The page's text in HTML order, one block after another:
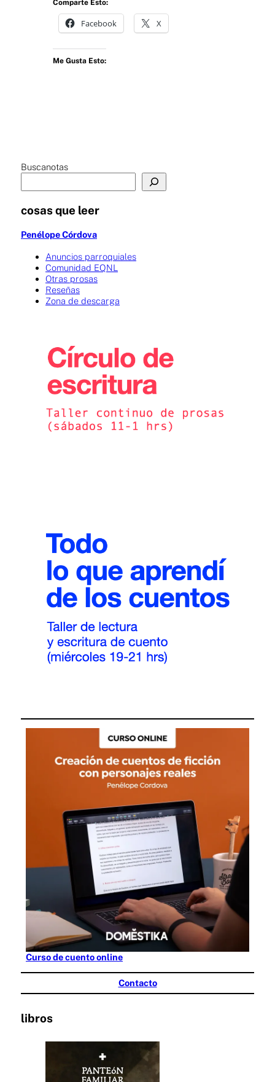
Comparte Esto:
Facebook X
Me Gusta Esto:
Buscanotas
cosas que leer
Penélope Córdova
Anuncios parroquiales
Comunidad EQNL
Otras prosas
Reseñas
Zona de descarga
Curso de cuento online
Contacto
libros